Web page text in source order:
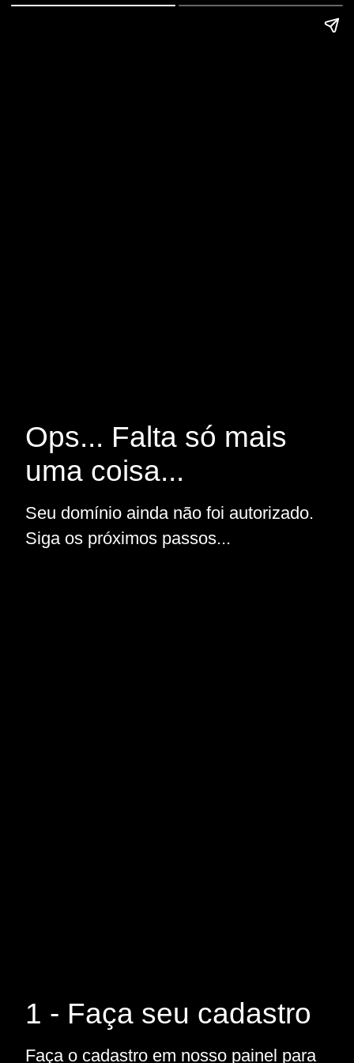
Ops... Falta só mais
uma coisa...
Seu domínio ainda não foi autorizado.
Siga os próximos passos...
1 - Faça seu cadastro
Faça o cadastro em nosso painel para